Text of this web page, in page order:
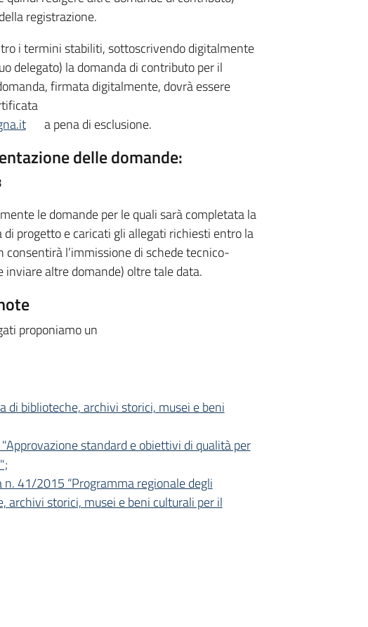
registrazione.
i termini stabiliti, sottoscrivendo digitalmente
delegato) la domanda di contributo per il
firmata digitalmente, dovrà essere
a pena di esclusione.
delle domande:
le domande per le quali sarà completata la
progetto e caricati gli allegati richiesti entro la
l’immissione di schede tecnico-
altre domande) oltre tale data.
proponiamo un
biblioteche, archivi storici, musei e beni
standard e obiettivi di qualità per
n. 41/2015 “Programma regionale degli
storici, musei e beni culturali per il